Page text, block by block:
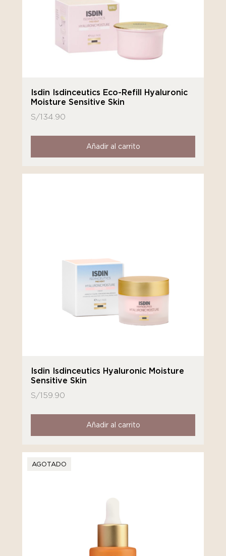
Isdin Isdinceutics Eco-Refill Hyaluronic
Moisture Sensitive Skin
S/134.90
Añadir al carrito
Isdin Isdinceutics Hyaluronic Moisture
Sensitive Skin
S/159.90
Añadir al carrito
AGOTADO